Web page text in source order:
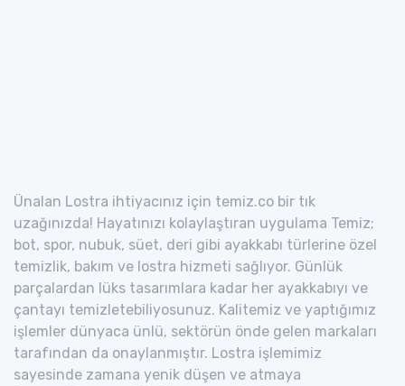
Ünalan Lostra ihtiyacınız için temiz.co bir tık
uzağınızda! Hayatınızı kolaylaştıran uygulama Temiz;
bot, spor, nubuk, süet, deri gibi ayakkabı türlerine özel
temizlik, bakım ve lostra hizmeti sağlıyor. Günlük
parçalardan lüks tasarımlara kadar her ayakkabıyı ve
çantayı temizletebiliyosunuz. Kalitemiz ve yaptığımız
işlemler dünyaca ünlü, sektörün önde gelen markaları
tarafından da onaylanmıştır. Lostra işlemimiz
sayesinde zamana yenik düşen ve atmaya